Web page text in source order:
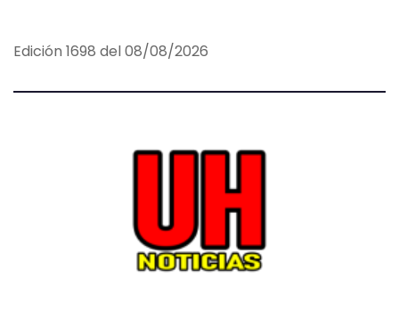
Edición 1698 del 08/08/2026